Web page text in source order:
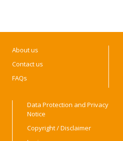
About us
Contact us
FAQs
Data Protection and Privacy
Notice
Copyright / Disclaimer